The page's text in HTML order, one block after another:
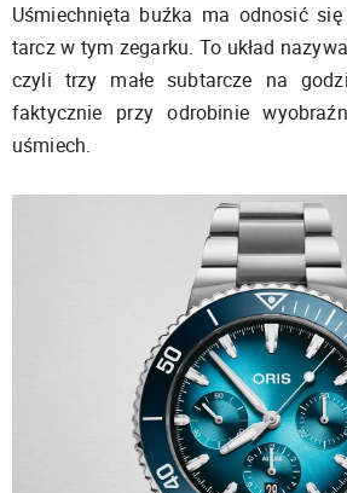
Uśmiechnięta buźka ma odnosić się
tarcz w tym zegarku. To układ
czyli trzy małe subtarcze na
faktycznie przy odrobinie
uśmiech.